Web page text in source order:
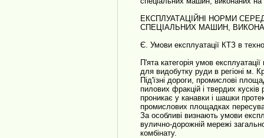
ЕКСПЛУАТАЦІЙНІ НОРМИ
СПЕЦІАЛЬНИХ МАШИН,
Є. Умови експлуатації КТЗ в
П'ята категорія умов
для видобутку руди в регіоні м.
Під'їзні дороги, промислові
пилових фракцій і твердих
проникає у канавки і шашки
промислових площадках
За особливі визнають умови
вулично-дорожній мережі
комбінату.